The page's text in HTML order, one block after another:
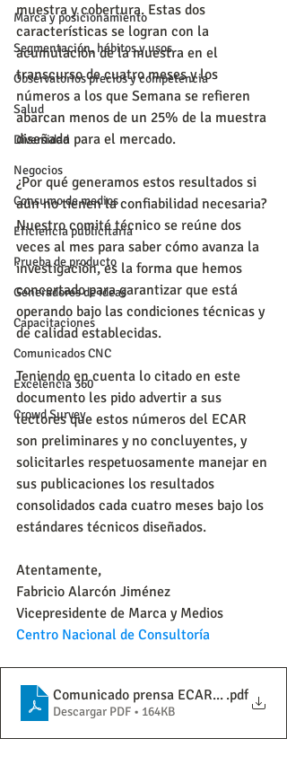
Marca y posicionamiento
Segmentación, hábitos y usos
Observatorios precios y competencia
Salud
Diversidad
Negocios
Consumo de medios
Eficiencia publicitaria
Prueba de producto
Generadores de ideas
Capacitaciones
Comunicados CNC
Excelencia 360
Crowd Survey
muestra y cobertura. Estas dos
características se logran con la
acumulación de la muestra en el
transcurso de cuatro meses y los
números a los que Semana se refieren
abarcan menos de un 25% de la muestra
diseñada para el mercado.
¿Por qué generamos estos resultados si
aún no tienen la confiabilidad necesaria?
Nuestro comité técnico se reúne dos
veces al mes para saber cómo avanza la
investigación, es la forma que hemos
concertado para garantizar que está
operando bajo las condiciones técnicas y
de calidad establecidas.
Teniendo en cuenta lo citado en este
documento les pido advertir a sus
lectores que estos números del ECAR
son preliminares y no concluyentes, y
solicitarles respetuosamente manejar en
sus publicaciones los resultados
consolidados cada cuatro meses bajo los
estándares técnicos diseñados.
Atentamente,
Fabricio Alarcón Jiménez
Vicepresidente de Marca y Medios
Centro Nacional de Consultoría
Comunicado prensa ECAR (2).pdf
Descargar PDF • 164KB